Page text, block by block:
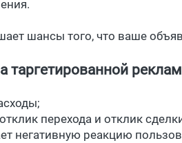
шансы того, что ваше
таргетированной
перехода и отклик
негативную реакцию